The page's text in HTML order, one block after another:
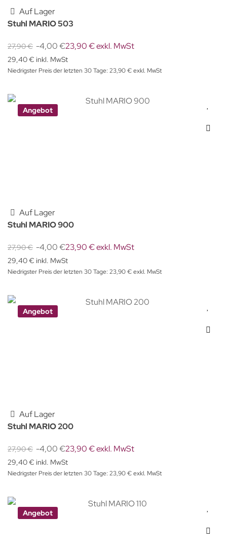
Auf Lager
Stuhl MARIO 503
27,90 € -4,00 €23,90 € exkl. MwSt
29,40 € inkl. MwSt
Niedrigster Preis der letzten 30 Tage: 23,90 € exkl. MwSt
Angebot
Auf Lager
Stuhl MARIO 900
27,90 € -4,00 €23,90 € exkl. MwSt
29,40 € inkl. MwSt
Niedrigster Preis der letzten 30 Tage: 23,90 € exkl. MwSt
Angebot
Auf Lager
Stuhl MARIO 200
27,90 € -4,00 €23,90 € exkl. MwSt
29,40 € inkl. MwSt
Niedrigster Preis der letzten 30 Tage: 23,90 € exkl. MwSt
Angebot